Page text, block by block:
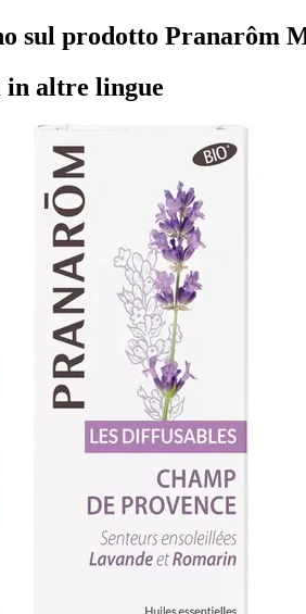
sul prodotto Pranarôm
in altre lingue